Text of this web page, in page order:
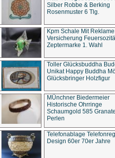
Silber Robbe & Berking
Rosenmuster 6 Tlg.
Kpm Schale Mit Reklame
Versicherung
Zeptermarke 1. Wahl
Toller Glücksbuddha
Unikat Happy Buddha
Glücksbringer Holzfigur
MÜnchner Biedermeier
Historische Ohrringe
Schaumgold 585
Perlen
Telefonablage
Design 60er 70er Jahre